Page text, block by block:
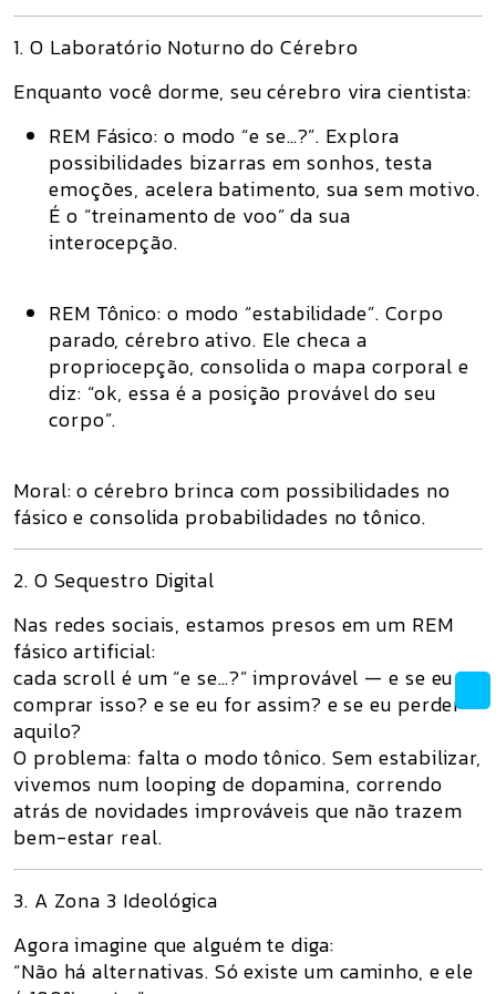
1. O Laboratório Noturno do Cérebro
Enquanto você dorme, seu cérebro vira cientista:
REM Fásico: o modo “e se…?”. Explora
possibilidades bizarras em sonhos, testa
emoções, acelera batimento, sua sem motivo.
É o “treinamento de voo” da sua
interocepção.
REM Tônico: o modo “estabilidade”. Corpo
parado, cérebro ativo. Ele checa a
propriocepção, consolida o mapa corporal e
diz: “ok, essa é a posição provável do seu
corpo”.
Moral: o cérebro brinca com possibilidades no
fásico e consolida probabilidades no tônico.
2. O Sequestro Digital
Nas redes sociais, estamos presos em um REM
fásico artificial:
cada scroll é um “e se…?” improvável — e se eu
comprar isso? e se eu for assim? e se eu perder
aquilo?
O problema: falta o modo tônico. Sem estabilizar,
vivemos num looping de dopamina, correndo
atrás de novidades improváveis que não trazem
bem-estar real.
3. A Zona 3 Ideológica
Agora imagine que alguém te diga:
“Não há alternativas. Só existe um caminho, e ele